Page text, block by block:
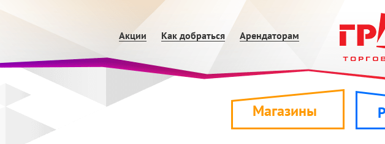
Акции Как добраться Арендаторам
Магазины